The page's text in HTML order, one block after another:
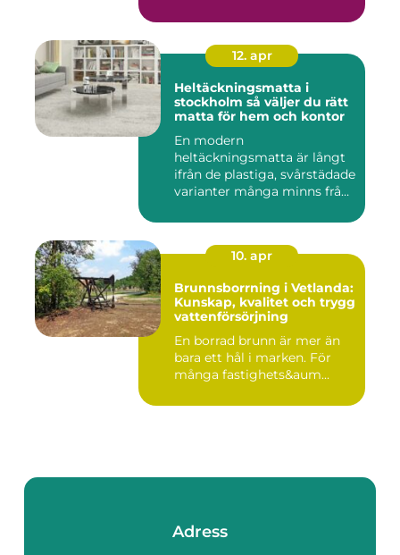
12. apr
Heltäckningsmatta i
stockholm så väljer du rätt
matta för hem och kontor
En modern
heltäckningsmatta är långt
ifrån de plastiga, svårstädade
varianter många minns från
10. apr
Brunnsborrning i Vetlanda:
Kunskap, kvalitet och trygg
vattenförsörjning
En borrad brunn är mer än
bara ett hål i marken. För
många fastighets&aum...
Adress